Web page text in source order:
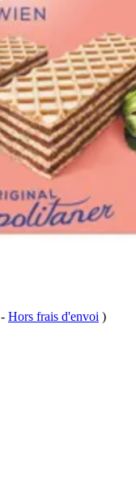
- Hors frais d'envoi )